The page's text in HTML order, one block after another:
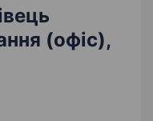
(офіс),